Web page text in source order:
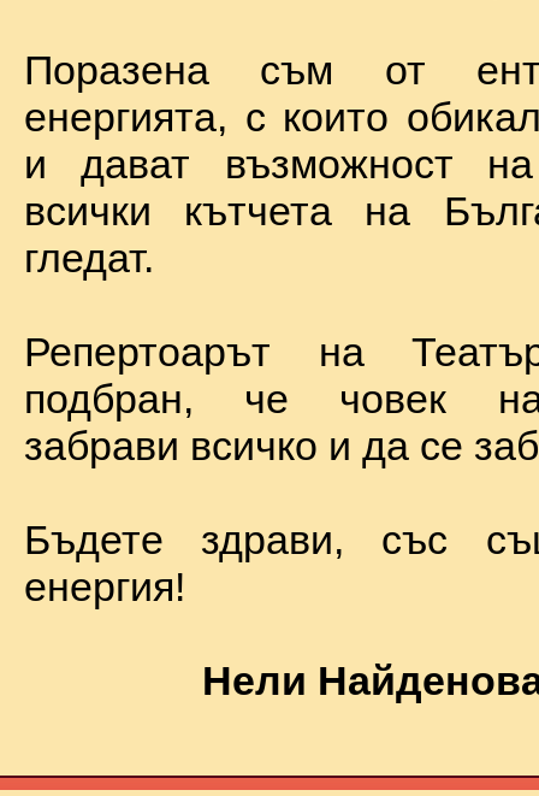
Поразена съм от
енергията, с които
и дават възможност
всички кътчета на
гледат.
Репертоарът на
подбран, че човек
забрави всичко и да се
Бъдете здрави, със
енергия!
Нели